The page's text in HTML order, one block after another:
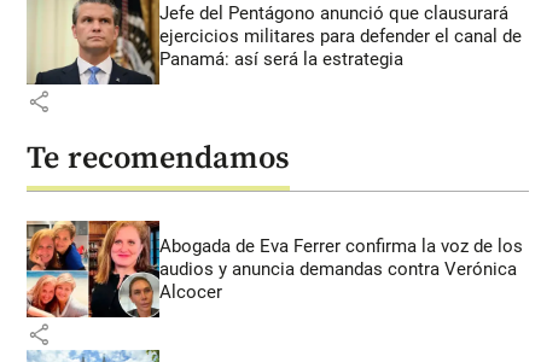
Jefe del Pentágono anunció que clausurará
ejercicios militares para defender el canal de
Panamá: así será la estrategia
share
Te recomendamos
Abogada de Eva Ferrer confirma la voz de los
audios y anuncia demandas contra Verónica
Alcocer
share